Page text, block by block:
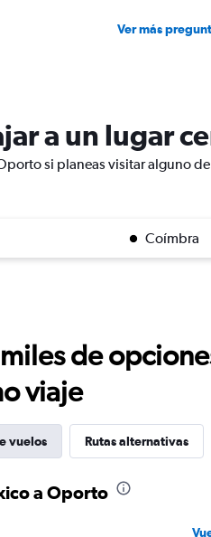
Ver más
a un lugar
si planeas visitar alguno
Coímbra
de
viaje
vuelos Rutas alternativas
a Oporto